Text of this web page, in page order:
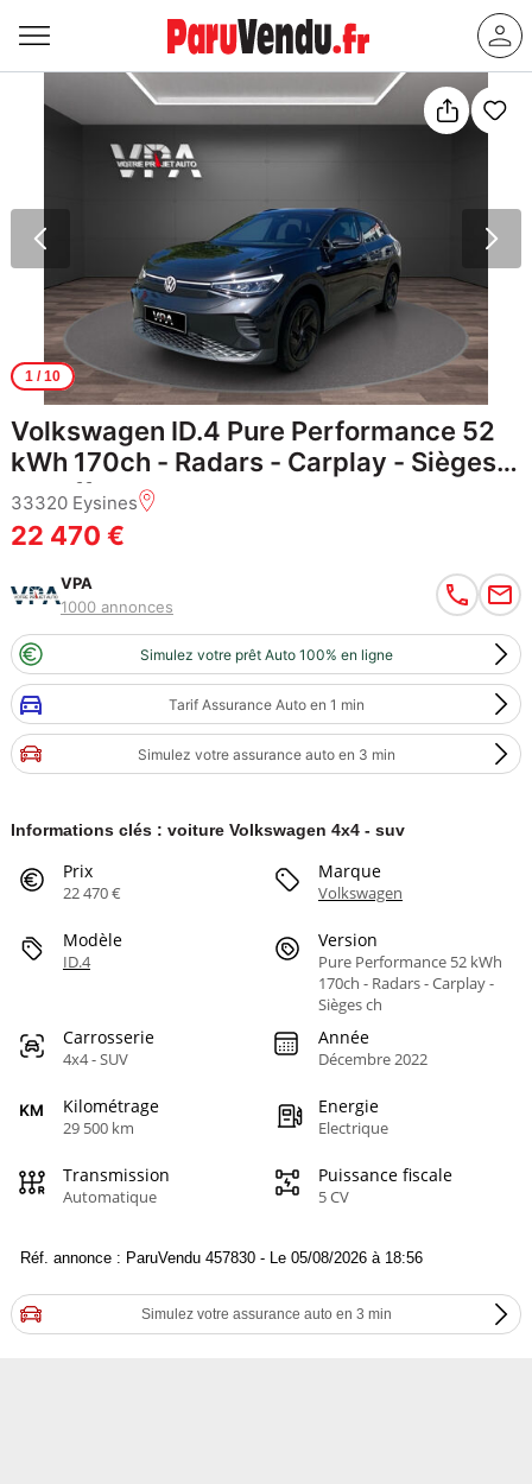
1/ 10
Volkswagen ID.4 Pure Performance 52
kWh 170ch - Radars - Carplay - Sièges
chauffants
33320 Eysines
22 470 €
VPA
1000 annonces
Simulez votre prêt Auto 100% en ligne
Tarif Assurance Auto en 1 min
Simulez votre assurance auto en 3 min
Informations clés : voiture Volkswagen 4x4 - suv
Prix
22 470 €
Marque
Volkswagen
Modèle
ID.4
Version
Pure Performance 52 kWh
170ch - Radars - Carplay -
Sièges ch
Carrosserie
4x4 - SUV
Année
Décembre 2022
Kilométrage
29 500 km
Energie
Electrique
Transmission
Automatique
Puissance fiscale
5 CV
Réf. annonce : ParuVendu 457830 - Le 05/08/2026 à 18:56
Simulez votre assurance auto en 3 min